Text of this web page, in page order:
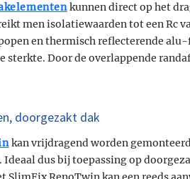
kunnen direct op het
men isolatiewaarden tot een Rc
en thermisch reflecterende
sterkte. Door de overlappende
doorgezakt dak
kan vrijdragend worden
Ideaal dus bij toepassing op